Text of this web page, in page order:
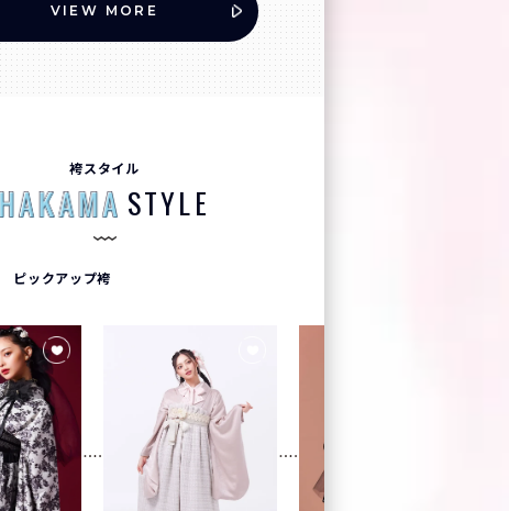
VIEW MORE
袴スタイル
STYLE
ピックアップ袴